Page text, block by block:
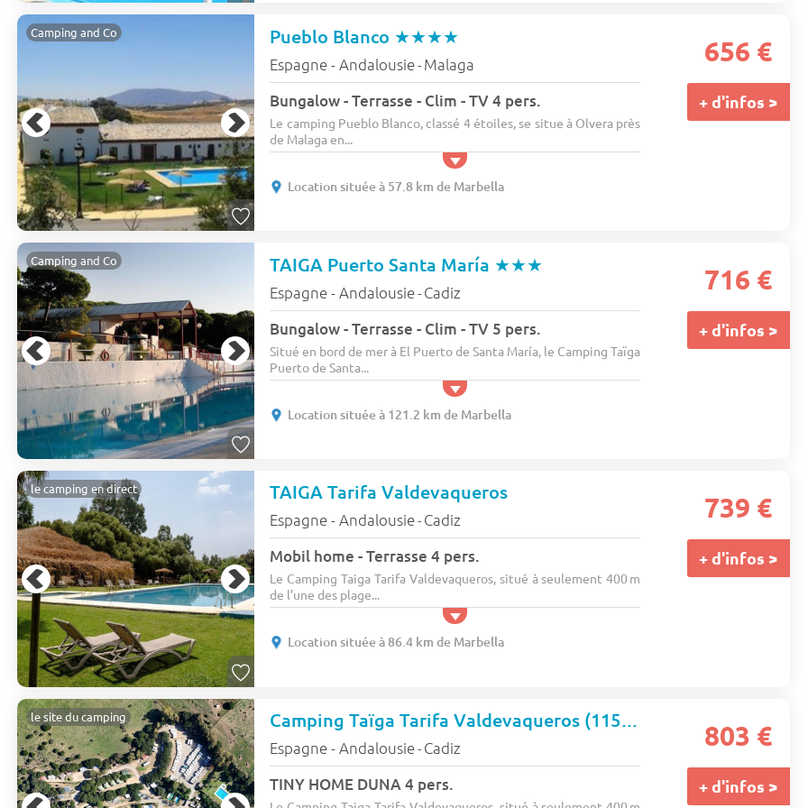
Camping and Co Pueblo Blanco ★★★★
Espagne - Andalousie- Malaga
Bungalow - Terrasse - Clim - TV 4 pers.
Le camping Pueblo Blanco, classé 4 étoiles, se situe à Olvera près
de Malaga en...
Location située à 57.8 km de Marbella
656 €
+ d'infos >
Camping and Co TAIGA Puerto Santa María ★★★
Espagne - Andalousie- Cadiz
Bungalow - Terrasse - Clim - TV 5 pers.
Situé en bord de mer à El Puerto de Santa María, le Camping Taïga
Puerto de Santa...
Location située à 121.2 km de Marbella
716 €
+ d'infos >
le camping en direct TAIGA Tarifa Valdevaqueros
Espagne - Andalousie- Cadiz
Mobil home - Terrasse 4 pers.
Le Camping Taiga Tarifa Valdevaqueros, situé à seulement 400 m
de l’une des plage...
Location située à 86.4 km de Marbella
739 €
+ d'infos >
le site du camping Camping Taïga Tarifa Valdevaqueros (11530)
Espagne - Andalousie- Cadiz
TINY HOME DUNA 4 pers.
803 €
+ d'infos >